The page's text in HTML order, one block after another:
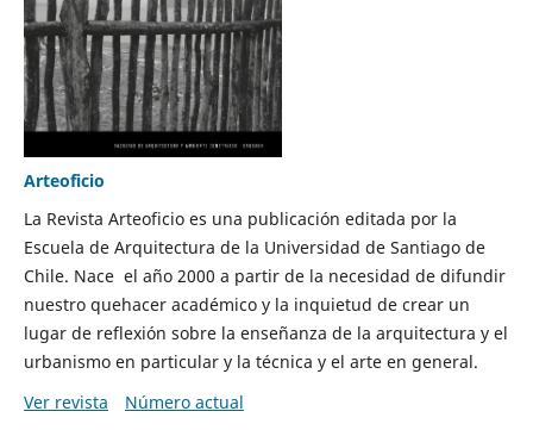
Arteoficio
La Revista Arteoficio es una publicación editada por la
Escuela de Arquitectura de la Universidad de Santiago de
Chile. Nace el año 2000 a partir de la necesidad de difundir
nuestro quehacer académico y la inquietud de crear un
lugar de reflexión sobre la enseñanza de la arquitectura y el
urbanismo en particular y la técnica y el arte en general.
Ver revista
Número actual